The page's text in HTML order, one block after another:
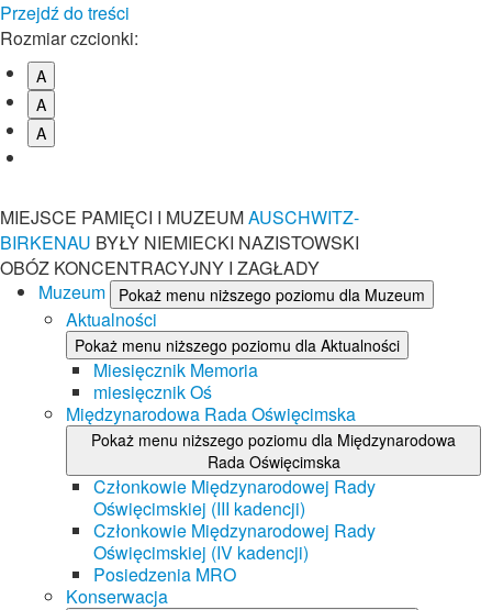
Przejdź do treści
Rozmiar czcionki:
A
A
A
MIEJSCE PAMIĘCI I MUZEUMAUSCHWITZ-
BIRKENAU BYŁY NIEMIECKI NAZISTOWSKI
OBÓZ KONCENTRACYJNY I ZAGŁADY
Muzeum
Pokaż menu niższego poziomu dla Muzeum
Aktualności
Pokaż menu niższego poziomu dla Aktualności
Miesięcznik Memoria
miesięcznik Oś
Międzynarodowa Rada Oświęcimska
Pokaż menu niższego poziomu dla Międzynarodowa
Rada Oświęcimska
Członkowie Międzynarodowej Rady
Oświęcimskiej (III kadencji)
Członkowie Międzynarodowej Rady
Oświęcimskiej (IV kadencji)
Posiedzenia MRO
Konserwacja